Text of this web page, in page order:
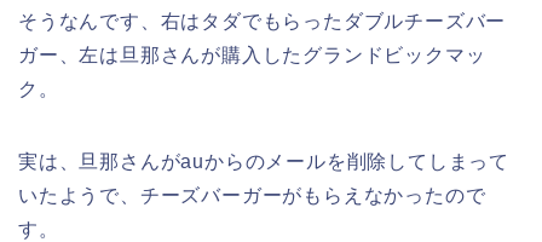
そうなんです、右はタダでもらったダブルチーズバー
ガー、左は旦那さんが購入したグランドビックマッ
ク。
実は、旦那さんがauからのメールを削除してしまって
いたようで、チーズバーガーがもらえなかったので
す。